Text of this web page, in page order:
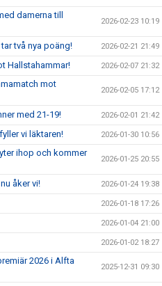
damerna till
2026-02-23 10:19
två nya poäng! 2026-02-21 21:49
Hallstahammar! 2026-02-07 21:32
mot
2026-02-05 17:12
med 21-19! 2026-02-01 21:42
vi läktaren! 2026-01-30 10:56
ihop och kommer
2026-01-25 20:55
åker vi! 2026-01-24 19:38
2026-01-18 17:26
2026-01-04 21:00
2026-01-02 18:27
2026 i Alfta
2025-12-31 09:30